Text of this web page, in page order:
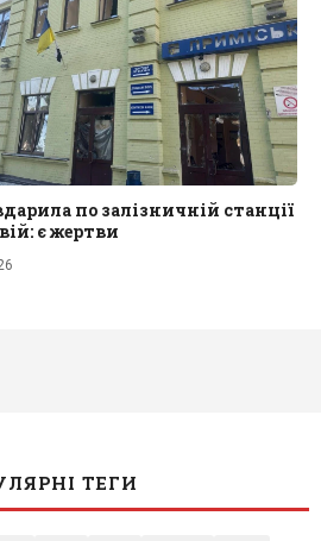
по залізничній станції
є жертви
ТЕГИ